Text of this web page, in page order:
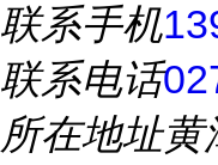
联系手机
联系电话
所在地址黄